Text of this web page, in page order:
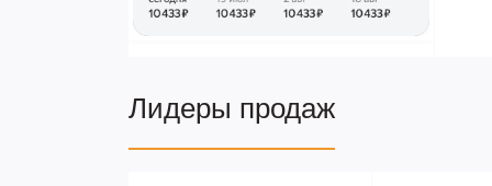
Лидеры продаж